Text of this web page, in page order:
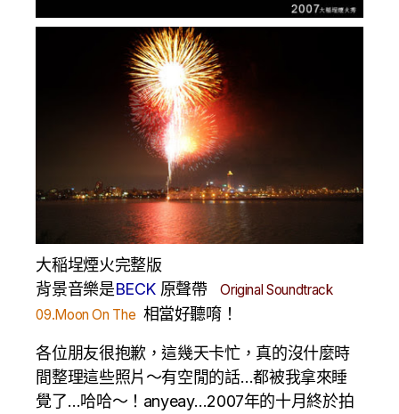
大稲埕煙火完整版
背景音樂是BECK 原聲帶 Original Soundtrack
09.Moon On The 相當好聽唷！
各位朋友很抱歉，這幾天卡忙，真的沒什麼時
間整理這些照片～有空閒的話…都被我拿來睡
覺了…哈哈～！anyeay…2007年的十月終於拍